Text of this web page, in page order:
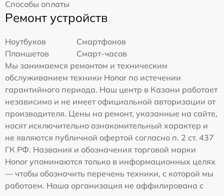
Способы оплаты
Ремонт устройств
Ноутбуков
Смартфонов
Планшетов
Смарт-часов
Мы занимаемся ремонтом и техническим
обслуживанием техники Honor по истечении
гарантийного периода. Наш центр в Казани работает
независимо и не имеет официальной авторизации от
производителя. Цены на ремонт, указанные на сайте,
носят исключительно ознакомительный характер и
не являются публичной офертой согласно п. 2 ст. 437
ГК РФ. Названия и обозначения торговой марки
Honor упоминаются только в информационных целях
— чтобы обозначить перечень техники, с которой мы
работаем. Наша организация не аффилирована с